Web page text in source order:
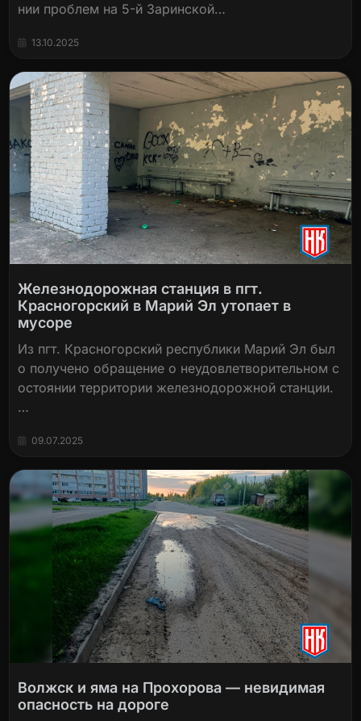
нии проблем на 5-й Заринской…
13.10.2025
Железнодорожная станция в пгт.
Красногорский в Марий Эл утопает в
мусоре
Из пгт. Красногорский республики Марий Эл был
о получено обращение о неудовлетворительном с
остоянии территории железнодорожной станции.
…
09.07.2025
Волжск и яма на Прохорова — невидимая
опасность на дороге